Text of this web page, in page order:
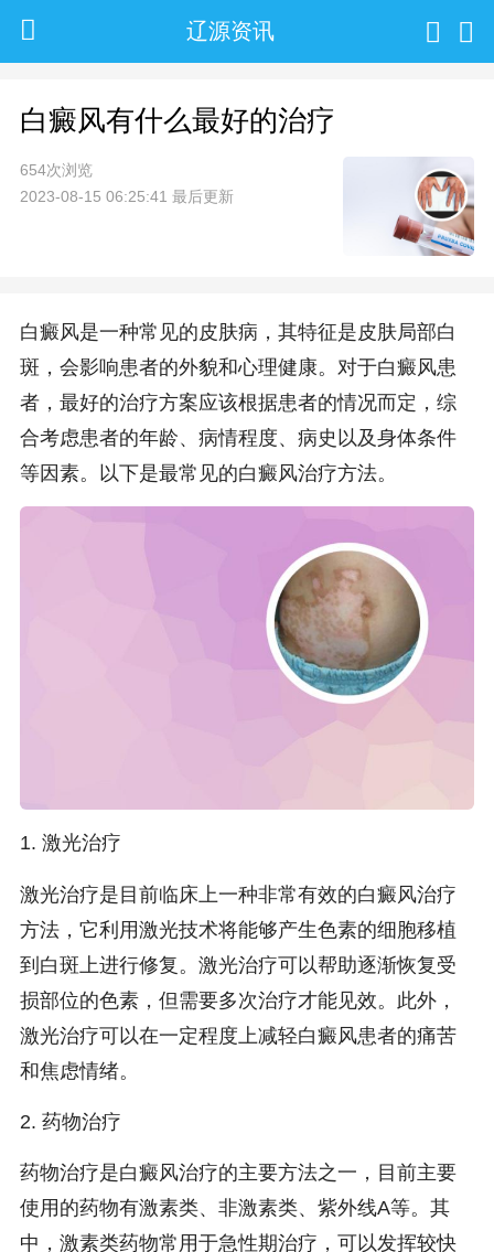
辽源资讯
白癜风有什么最好的治疗
654次浏览
2023-08-15 06:25:41 最后更新
白癜风是一种常见的皮肤病，其特征是皮肤局部白
斑，会影响患者的外貌和心理健康。对于白癜风患
者，最好的治疗方案应该根据患者的情况而定，综
合考虑患者的年龄、病情程度、病史以及身体条件
等因素。以下是最常见的白癜风治疗方法。
1. 激光治疗
激光治疗是目前临床上一种非常有效的白癜风治疗
方法，它利用激光技术将能够产生色素的细胞移植
到白斑上进行修复。激光治疗可以帮助逐渐恢复受
损部位的色素，但需要多次治疗才能见效。此外，
激光治疗可以在一定程度上减轻白癜风患者的痛苦
和焦虑情绪。
2. 药物治疗
药物治疗是白癜风治疗的主要方法之一，目前主要
使用的药物有激素类、非激素类、紫外线A等。其
中，激素类药物常用于急性期治疗，可以发挥较快